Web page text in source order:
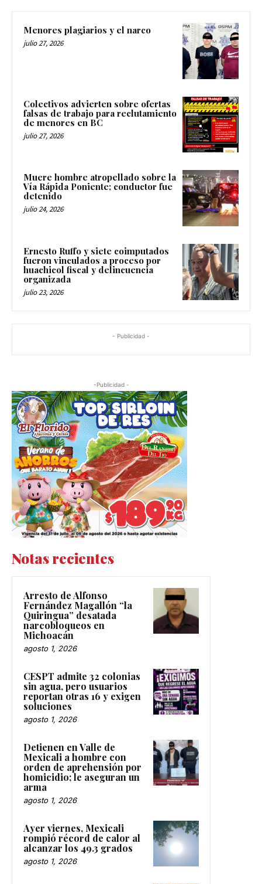
Menores plagiarios y el narco
julio 27, 2026
Colectivos advierten sobre ofertas
falsas de trabajo para reclutamiento
de menores en BC
julio 27, 2026
Muere hombre atropellado sobre la
Vía Rápida Poniente; conductor fue
detenido
julio 24, 2026
Ernesto Ruffo y siete coimputados
fueron vinculados a proceso por
huachicol fiscal y delincuencia
organizada
julio 23, 2026
- Publicidad -
-Publicidad -
Notas recientes
Arresto de Alfonso
Fernández Magallón “la
Quiringua” desatada
narcobloqueos en
Michoacán
agosto 1, 2026
CESPT admite 32 colonias
sin agua, pero usuarios
reportan otras 16 y exigen
soluciones
agosto 1, 2026
Detienen en Valle de
Mexicali a hombre con
orden de aprehensión por
homicidio; le aseguran un
arma
agosto 1, 2026
Ayer viernes, Mexicali
rompió récord de calor al
alcanzar los 49.3 grados
agosto 1, 2026